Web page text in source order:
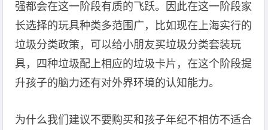
强都会在这一阶段有质的飞跃。因此在这一阶段家
长选择的玩具种类多范围广，比如现在上海实行的
垃圾分类政策，可以给小朋友买垃圾分类套装玩
具，四种垃圾配上相应的垃圾卡片，在这个阶段提
升孩子的脑力还有对外界环境的认知能力。
为什么我们建议不要购买和孩子年纪不相仿不适合